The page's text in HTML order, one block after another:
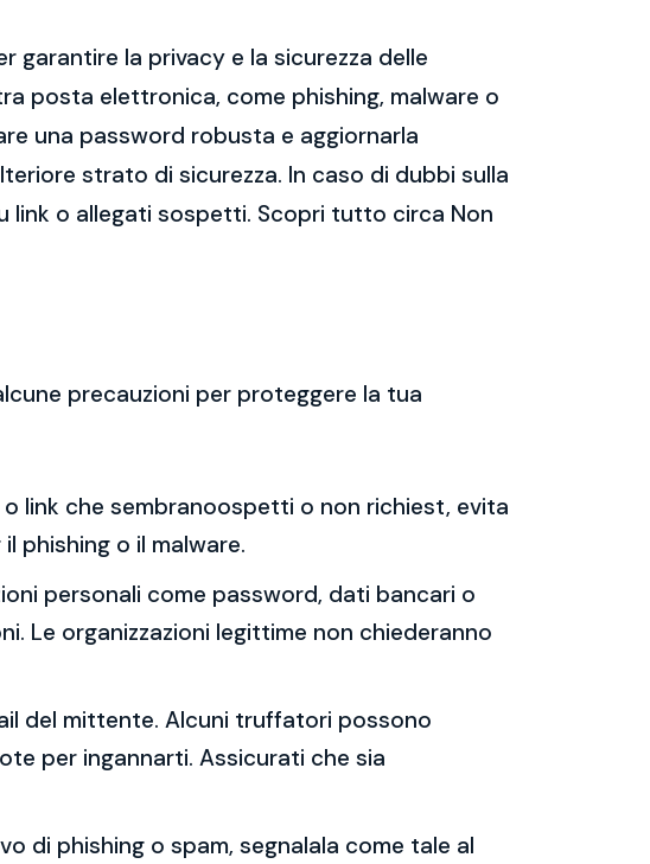
garantire la privacy e la sicurezza delle
posta elettronica, come phishing, malware o
una password robusta e aggiornarla
strato di sicurezza. In caso di dubbi sulla
link o allegati sospetti. Scopri tutto circa Non
precauzioni per proteggere la tua
o link che sembranoospetti o non richiest, evita
phishing o il malware.
personali come password, dati bancari o
Le organizzazioni legittime non chiederanno
del mittente. Alcuni truffatori possono
per ingannarti. Assicurati che sia
di phishing o spam, segnalala come tale al